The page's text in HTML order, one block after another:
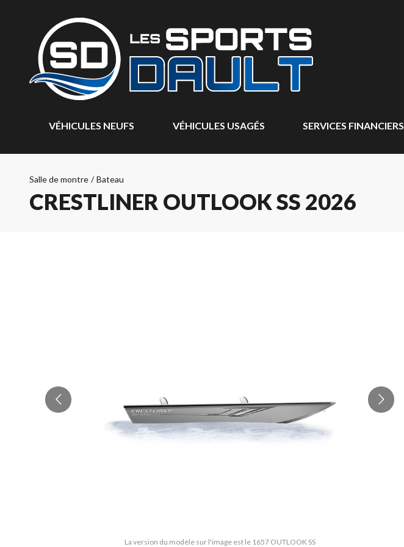
VÉHICULES NEUFS VÉHICULES USAGÉS SERVICES FINANCIERS
Salle de montre / Bateau
CRESTLINER OUTLOOK SS 2026
La version du modèle sur l'image est le 1657 OUTLOOK SS